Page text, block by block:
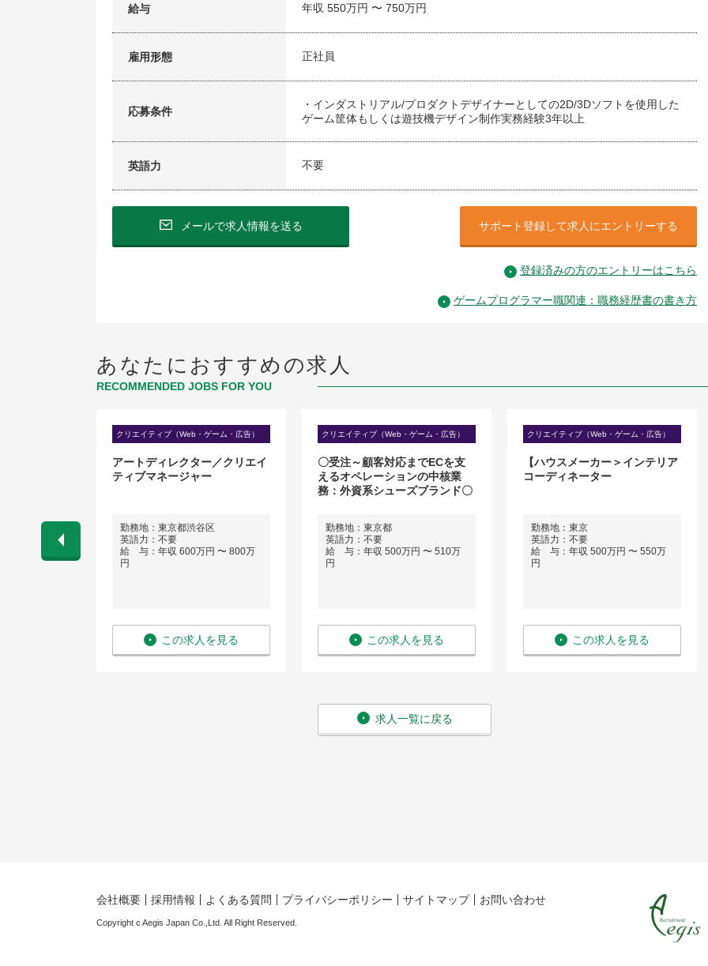
給与 年収 550万円 〜 750万円
雇用形態 正社員
応募条件
・インダストリアル/プロダクトデザイナーとしての2D/3Dソフトを使用した
ゲーム筐体もしくは遊技機デザイン制作実務経験3年以上
英語力 不要
メールで求人情報を送る サポート登録して求人にエントリーする
登録済みの方のエントリーはこちら
ゲームプログラマー職関連：職務経歴書の書き方
あなたにおすすめの求人
RECOMMENDED JOBS FOR YOU
は東京都新
クリエイティブ（Web・ゲーム・広告）
アートディレクター／クリエイ
ティブマネージャー
勤務地：東京都渋谷区
英語力：不要
給 与：年収 600万円 〜 800万
円
この求人を見る
クリエイティブ（Web・ゲーム・広告）
〇受注～顧客対応までECを支
えるオペレーションの中核業
務：外資系シューズブランド〇
勤務地：東京都
英語力：不要
給 与：年収 500万円 〜 510万
円
この求人を見る
クリエイティブ（Web・ゲーム・広告）
【ハウスメーカー＞インテリア
コーディネーター
勤務地：東京
英語力：不要
給 与：年収 500万円 〜 550万
円
この求人を見る
求人一覧に戻る
会社概要 採用情報 よくある質問 プライバシーポリシー サイトマップ お問い合わせ
Copyright c Aegis Japan Co.,Ltd. All Right Reserved.